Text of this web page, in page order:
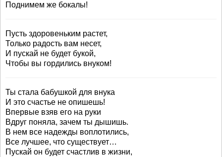
Поднимем же бокалы!
Пусть здоровеньким растет,
Только радость вам несет,
И пускай не будет букой,
Чтобы вы гордились внуком!
Ты стала бабушкой для внука
И это счастье не опишешь!
Впервые взяв его на руки
Вдруг поняла, зачем ты дышишь.
В нем все надежды воплотились,
Все лучшее, что существует…
Пускай он будет счастлив в жизни,